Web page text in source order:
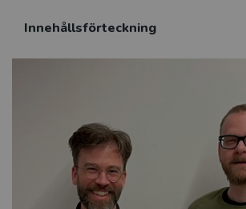
dataspel, gränssnitt och digitala
illustrativa exempel hur de kan
undersökningar.
Digitala metoder i humaniora och
vänder sig till studenter på grund- och
inom ett flertal ämnesområden, men
Innehållsförteckning